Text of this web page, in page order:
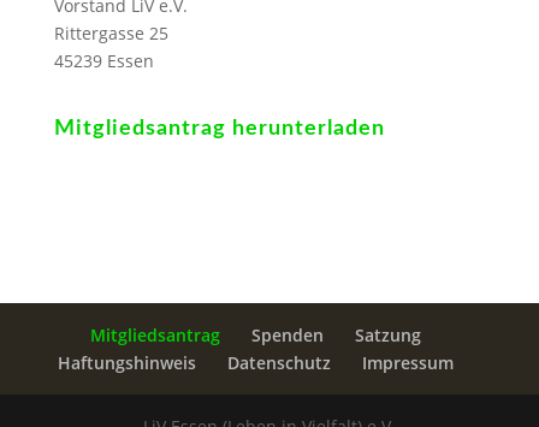
Vorstand LiV e.V.
Rittergasse 25
45239 Essen
Mitgliedsantrag herunterladen
Mitgliedsantrag Spenden
Satzung
Haftungshinweis
Datenschutz Impressum